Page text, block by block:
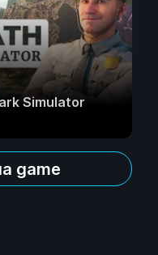
Simulator
game